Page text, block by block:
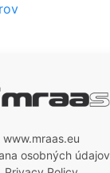
www.mraas.eu
osobných údajov